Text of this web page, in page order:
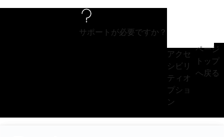
サポートが必要ですか？
アクセ
シビリ
ティオ
プショ
ン
ページ
トップ
へ戻る